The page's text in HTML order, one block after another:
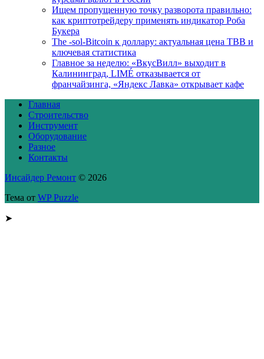
Ищем пропущенную точку разворота правильно:
как криптотрейдеру применять индикатор Роба
Букера
The -sol-Bitcoin к доллару: актуальная цена TBB и
ключевая статистика
Главное за неделю: «ВкусВилл» выходит в
Калининград, LIMÉ отказывается от
франчайзинга, «Яндекс Лавка» открывает кафе
Главная
Строительство
Инструмент
Оборудование
Разное
Контакты
Инсайдер Ремонт © 2026
Тема от WP Puzzle
➤